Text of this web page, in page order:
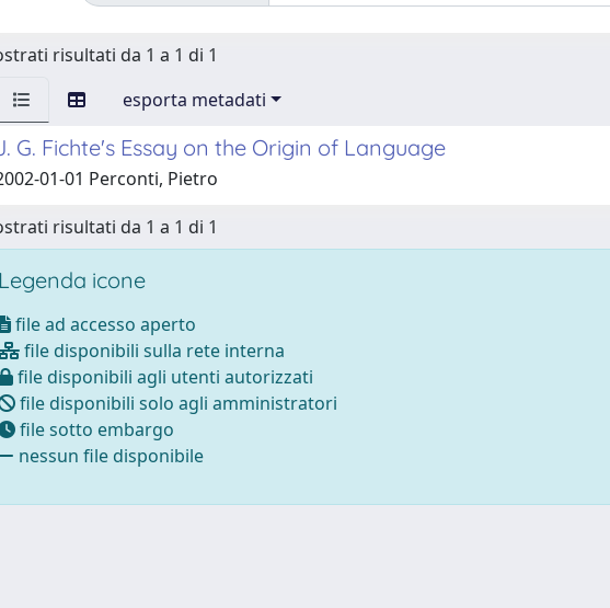
risultati da 1 a 1 di 1
esporta metadati
G. Fichte's Essay on the Origin of Language
01-01 Perconti, Pietro
risultati da 1 a 1 di 1
Legenda icone
file ad accesso aperto
file disponibili sulla rete interna
file disponibili agli utenti autorizzati
file disponibili solo agli amministratori
file sotto embargo
nessun file disponibile